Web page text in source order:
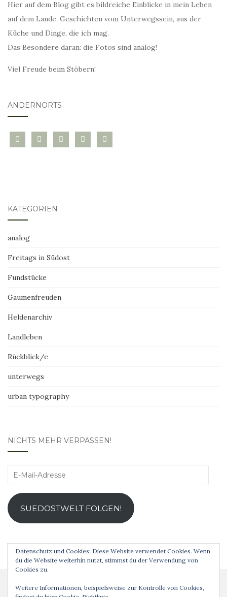
Hier auf dem Blog gibt es bildreiche Einblicke in mein Leben
auf dem Lande, Geschichten vom Unterwegssein, aus der
Küche und Dinge, die ich mag.
Das Besondere daran: die Fotos sind analog!
Viel Freude beim Stöbern!
ANDERNORTS
bloglovininstagramtwitter pinterest
mail
KATEGORIEN
analog
Freitags in Südost
Fundstücke
Gaumenfreuden
Heldenarchiv
Landleben
Rückblick/e
unterwegs
urban typography
NICHTS MEHR VERPASSEN!
E-
Adresse
SUEDOSTWELT FOLGEN!
Datenschutz und Cookies: Diese Website verwendet Cookies. Wenn
du die Website weiterhin nutzt, stimmst du der Verwendung von
Cookies zu.
Weitere Informationen, beispielsweise zur Kontrolle von Cookies,